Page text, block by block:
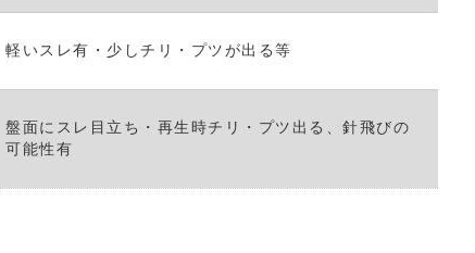
軽いスレ有・少しチリ・プツが出る等
盤面にスレ目立ち・再生時チリ・プツ出る、針飛びの
可能性有